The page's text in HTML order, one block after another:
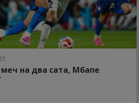
на два сата, Мбапе